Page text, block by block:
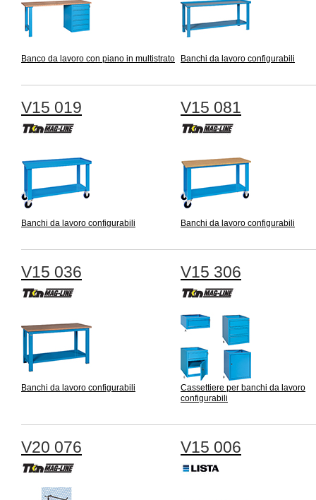
Banco da lavoro con piano in multistrato Banchi da lavoro configurabili
V15 019
Banchi da lavoro configurabili
V15 081
Banchi da lavoro configurabili
V15 036
Banchi da lavoro configurabili
V15 306
Cassettiere per banchi da lavoro
configurabili
V20 076 V15 006